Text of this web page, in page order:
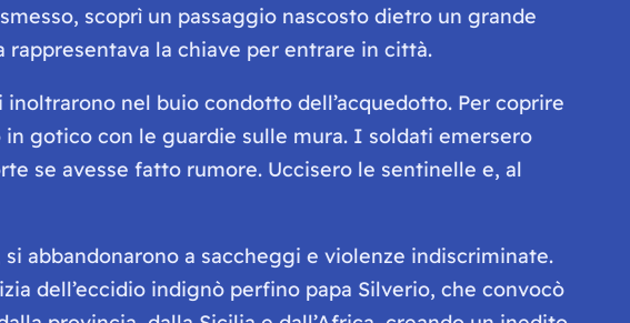
scoprì un passaggio nascosto dietro un grande
rappresentava la chiave per entrare in città.
nel buio condotto dell’acquedotto. Per coprire
gotico con le guardie sulle mura. I soldati emersero
se avesse fatto rumore. Uccisero le sentinelle e, al
abbandonarono a saccheggi e violenze indiscriminate.
dell’eccidio indignò perfino papa Silverio, che convocò